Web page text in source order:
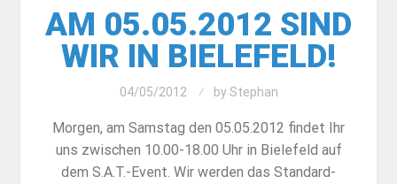
AM 05.05.2012 SIND
WIR IN BIELEFELD!
04/05/2012 by Stephan
Morgen, am Samstag den 05.05.2012 findet Ihr
uns zwischen 10.00-18.00 Uhr in Bielefeld auf
dem S.A.T.-Event. Wir werden das Standard-